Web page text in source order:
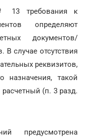
13 требования к
определяют
документов/
В случае отсутствия
реквизитов,
назначения, такой
(п. 3 разд.
предусмотрена